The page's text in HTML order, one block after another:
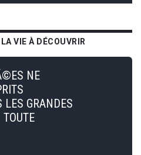
VIE À DÉCOUVRIR
NE
GRANDES